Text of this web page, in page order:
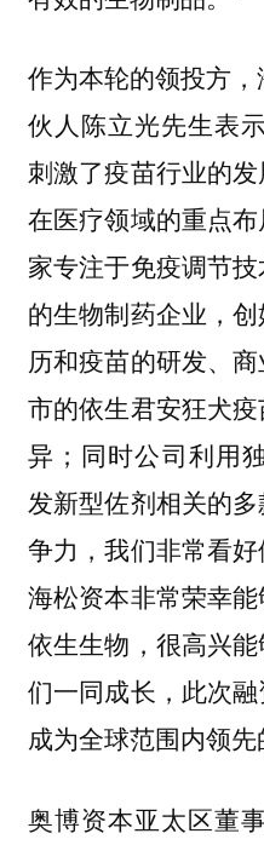
作为本轮的领投方
伙人陈立光先生表
刺激了疫苗行业的
在医疗领域的重点
家专注于免疫调节
的生物制药企业，
历和疫苗的研发、
市的依生君安狂犬
异；同时公司利用
发新型佐剂相关的
争力，我们非常看好
海松资本非常荣幸
依生生物，很高兴
们一同成长，此次
成为全球范围内领
奥博资本亚太区董